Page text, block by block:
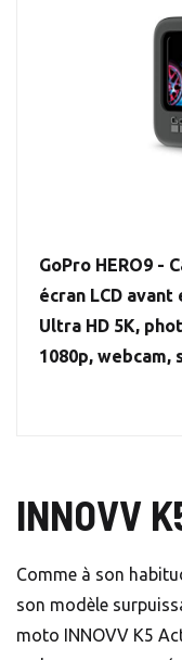
GoPro HERO9 -
écran LCD
Ultra HD 5K,
1080p,
INNOVV
Comme à son
son modèle
moto INNOVV K5